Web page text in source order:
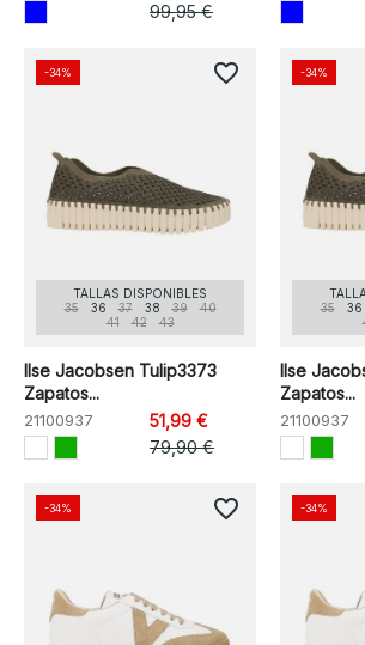
99,95 €
TALLAS DISPONIBLES
35
36 37 38 39
40
41
42 43
Ilse Jacobsen Tulip3373
Zapatos...
21100937
51,99 €
79,90 €
-34% favorite_border
35
36
Ilse
Zapatos...
21100937
-34%
-34% favorite_border -34%